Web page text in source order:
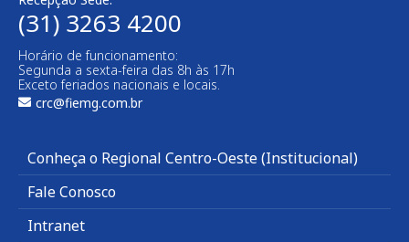
(31) 3263 4200
Horário de funcionamento:
Segunda a sexta-feira das 8h às 17h
Exceto feriados nacionais e locais.
crc@fiemg.com.br
Conheça o Regional Centro-Oeste (Institucional)
Fale Conosco
Intranet